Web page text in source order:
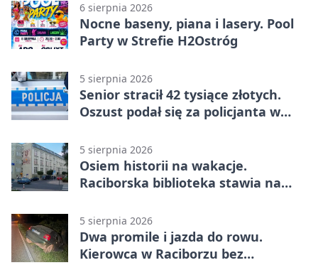
6 sierpnia 2026
Nocne baseny, piana i lasery. Pool
Party w Strefie H2Ostróg
5 sierpnia 2026
Senior stracił 42 tysiące złotych.
Oszust podał się za policjanta w
5 sierpnia 2026
Osiem historii na wakacje.
Raciborska biblioteka stawia na
5 sierpnia 2026
Dwa promile i jazda do rowu.
Kierowca w Raciborzu bez